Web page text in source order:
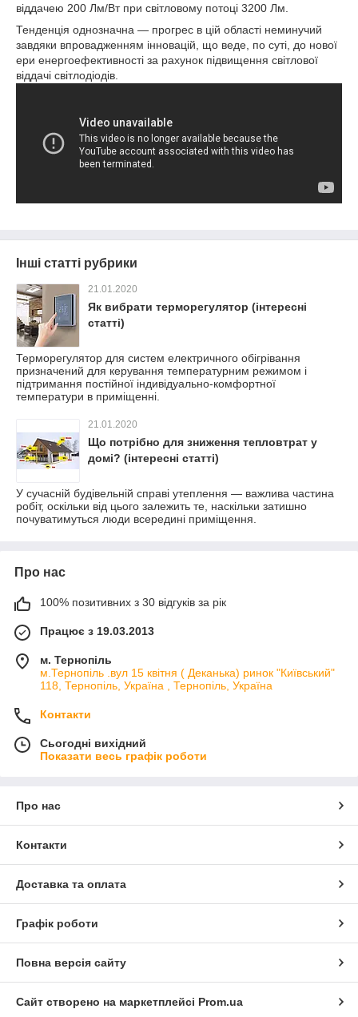
віддачею 200 Лм/Вт при світловому потоці 3200 Лм.
Тенденція однозначна ― прогрес в цій області неминучий
завдяки впровадженням інновацій, що веде, по суті, до нової
ери енергоефективності за рахунок підвищення світлової
віддачі світлодіодів.
Інші статті рубрики
21.01.2020
Як вибрати терморегулятор (інтересні
статті)
Терморегулятор для систем електричного обігрівання
призначений для керування температурним режимом і
підтримання постійної індивідуально-комфортної
температури в приміщенні.
21.01.2020
Що потрібно для зниження тепловтрат у
домі? (інтересні статті)
У сучасній будівельній справі утеплення — важлива частина
робіт, оскільки від цього залежить те, наскільки затишно
почуватимуться люди всередині приміщення.
Про нас
100% позитивних з 30 відгуків за рік
Працює з 19.03.2013
м. Тернопіль
м.Тернопіль .вул 15 квітня ( Деканька) ринок "Київський"
118, Тернопіль, Україна , Тернопіль, Україна
Контакти
Сьогодні вихідний
Показати весь графік роботи
Про нас
Контакти
Доставка та оплата
Графік роботи
Повна версія сайту
Сайт створено на маркетплейсі Prom.ua